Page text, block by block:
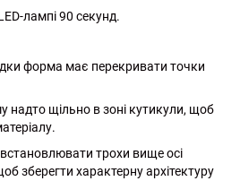
лампі 90 секунд.
форма має перекривати точки
надто щільно в зоні кутикули, щоб
трохи вище осі
зберегти характерну архітектуру